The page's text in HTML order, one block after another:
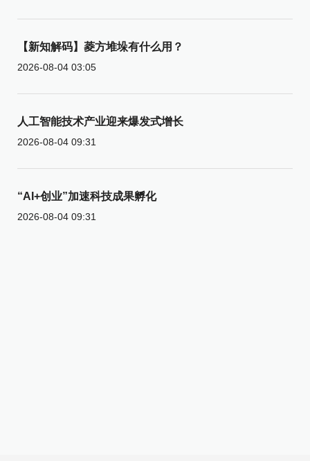
【新知解码】菱方堆垛有什么用？
2026-08-04 03:05
人工智能技术产业迎来爆发式增长
2026-08-04 09:31
“AI+创业”加速科技成果孵化
2026-08-04 09:31